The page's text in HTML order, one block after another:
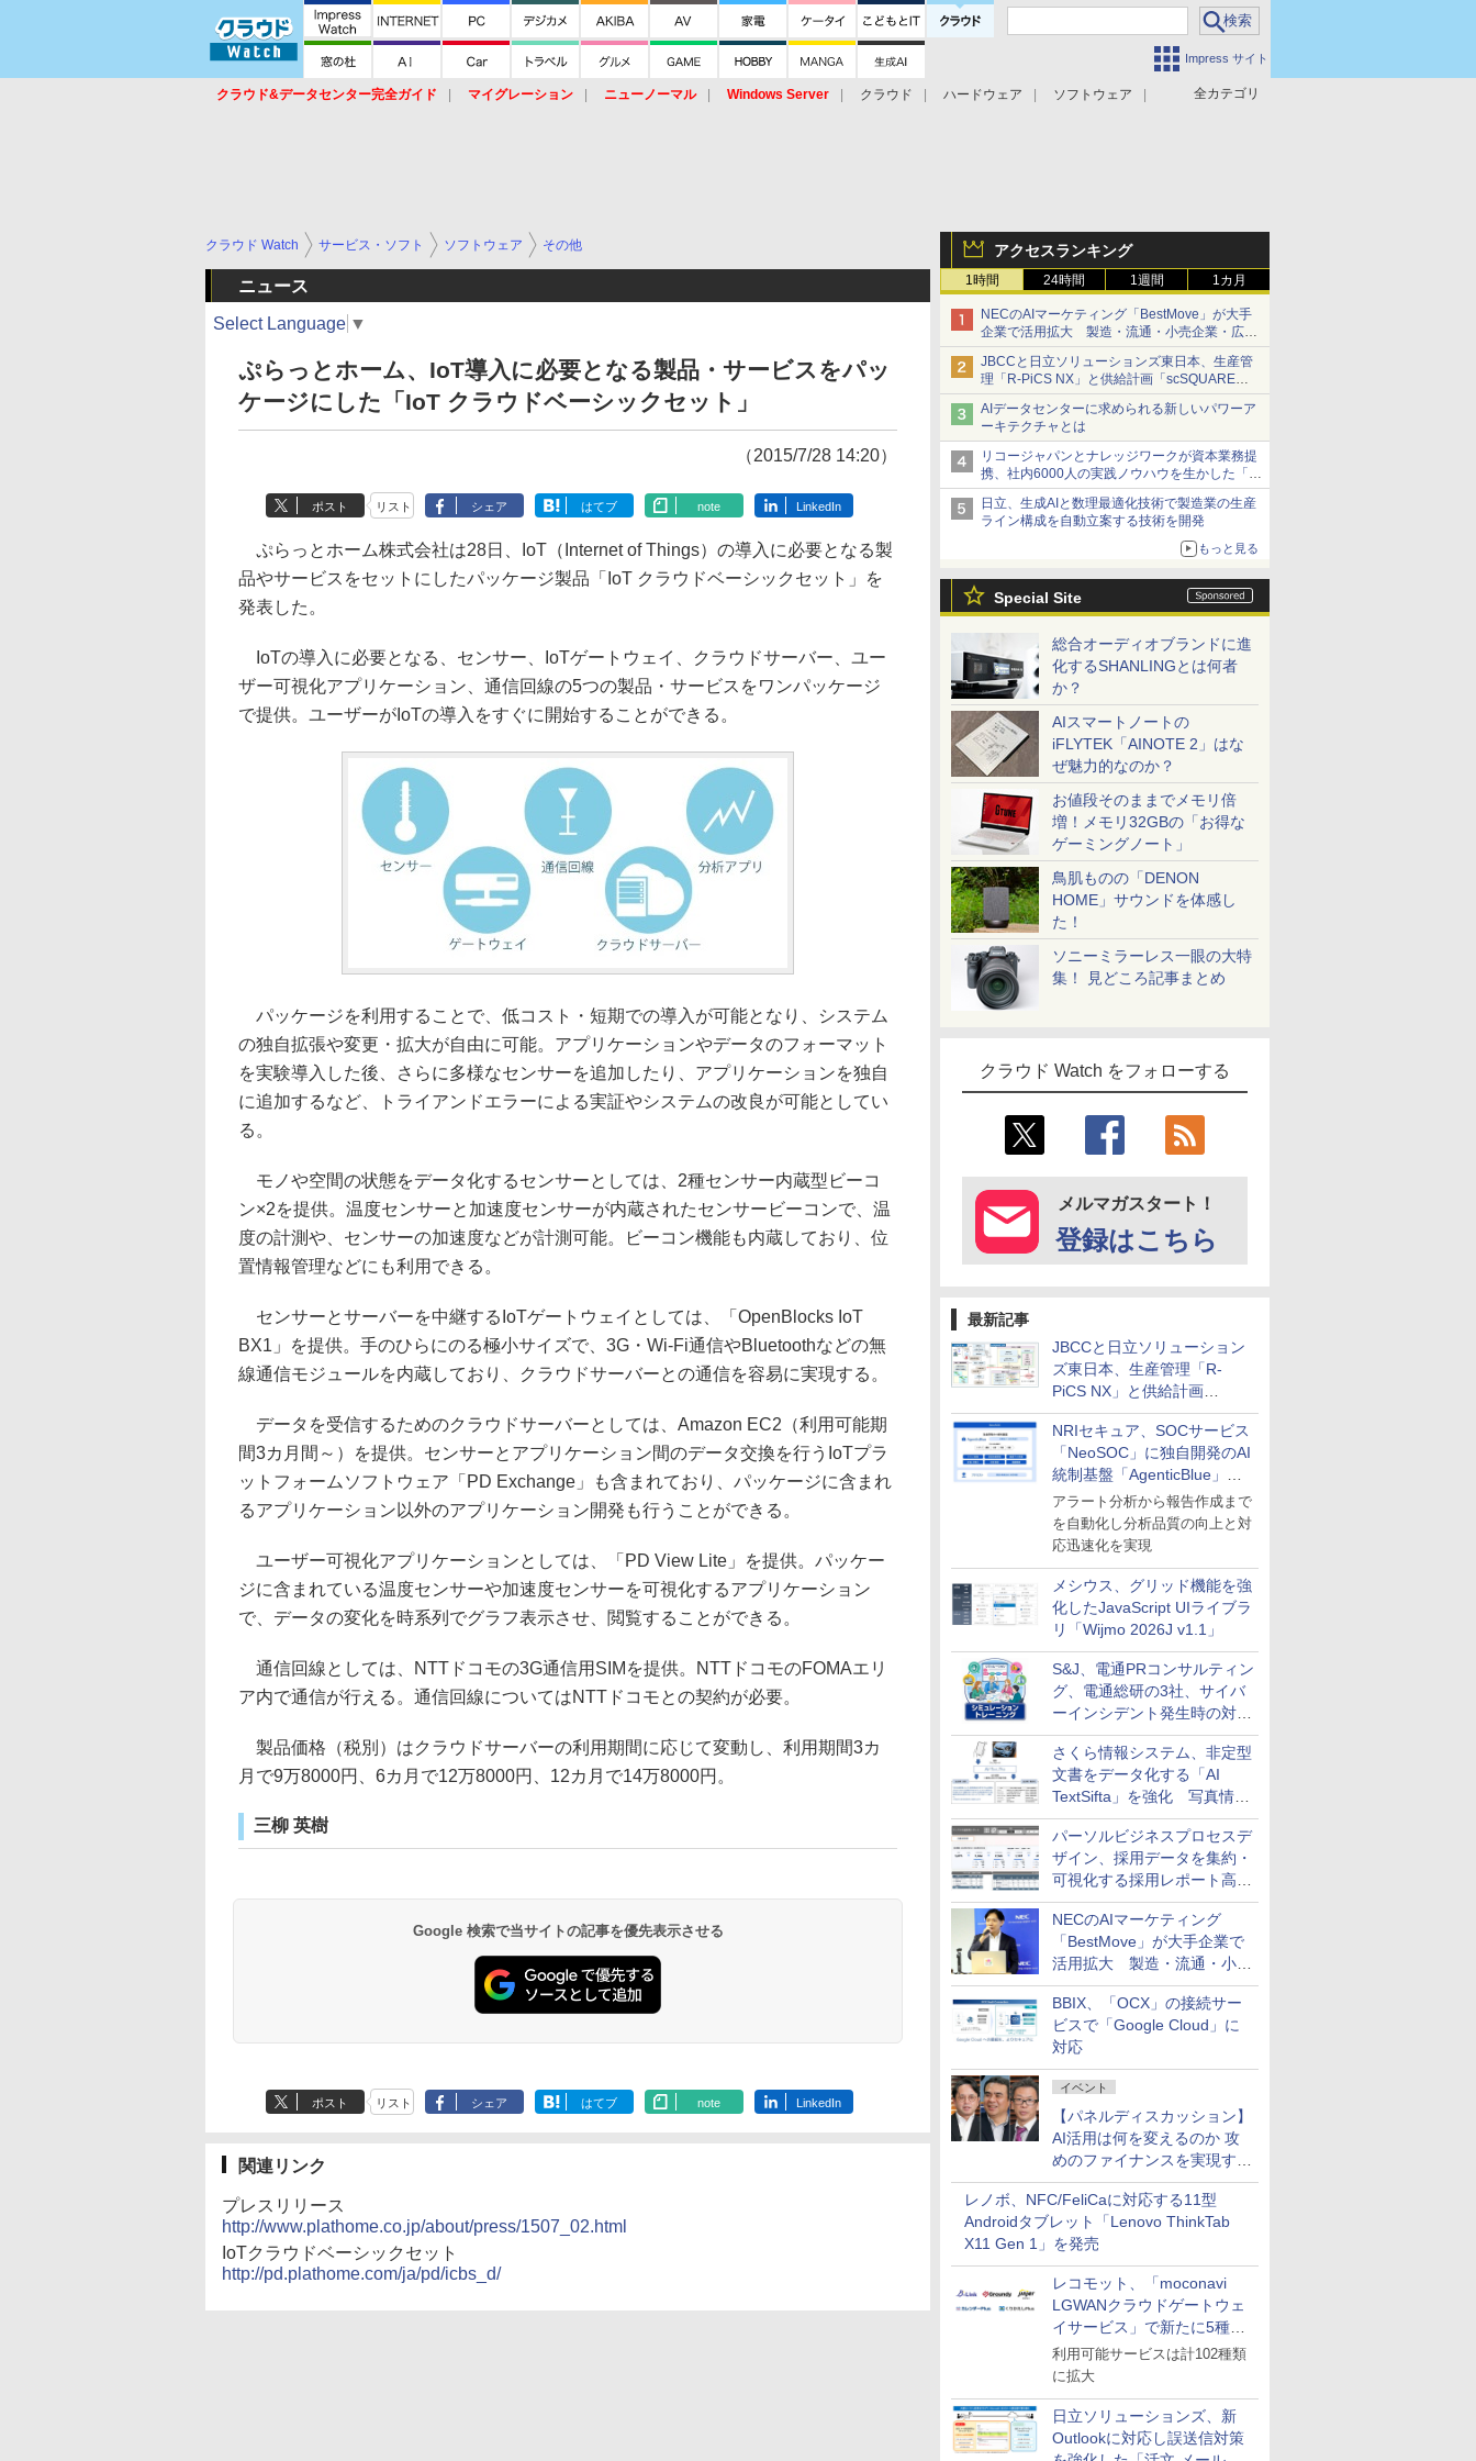
Impress サイト
全カテゴリ
クラウド&データセンター完全ガイド マイグレーション ニューノーマル Windows Server クラウド ハードウェア
ソフトウェア
アクセスランキング
1時間 24時間 1週間 1カ月
NECのAIマーケティング「BestMove」が大手
企業で活用拡大 製造・流通・小売企業・広告
代理店などが実装フェーズへ
JBCCと日立ソリューションズ東日本、生産管
理「R-PiCS NX」と供給計画「scSQUARE
ISP」の連携サービスを提供開始
AIデータセンターに求められる新しいパワーア
ーキテクチャとは
リコージャパンとナレッジワークが資本業務提
携、社内6000人の実践ノウハウを生かした「AI
商談記録 for RICOH」を展開へ
日立、生成AIと数理最適化技術で製造業の生産
ライン構成を自動立案する技術を開発
もっと見る
Special Site
総合オーディオブランドに進
化するSHANLINGとは何者
か？
AIスマートノートの
iFLYTEK「AINOTE 2」はな
ぜ魅力的なのか？
お値段そのままでメモリ倍
増！メモリ32GBの「お得な
ゲーミングノート」
鳥肌ものの「DENON
HOME」サウンドを体感し
た！
ソニーミラーレス一眼の大特
集！ 見どころ記事まとめ
クラウド Watch をフォローする
メルマガスタート！
登録はこちら
最新記事
JBCCと日立ソリューション
ズ東日本、生産管理「R-
PiCS NX」と供給計画
「scSQUARE ISP」の連携サ
ービスを提供開始
NRIセキュア、SOCサービス
「NeoSOC」に独自開発のAI
統制基盤「AgenticBlue」を
導入
アラート分析から報告作成まで
を自動化し分析品質の向上と対
応迅速化を実現
メシウス、グリッド機能を強
化したJavaScript UIライブラ
リ「Wijmo 2026J v1.1」
S&J、電通PRコンサルティン
グ、電通総研の3社、サイバ
ーインシデント発生時の対応
と危機管理広報を一体的に訓
練するプログラムを提供
さくら情報システム、非定型
文書をデータ化する「AI
TextSifta」を強化 写真情報
のデータ化などに対応
パーソルビジネスプロセスデ
ザイン、採用データを集約・
可視化する採用レポート高速
化サービスを提供
NECのAIマーケティング
「BestMove」が大手企業で
活用拡大 製造・流通・小売
企業・広告代理店などが実装
フェーズへ
BBIX、「OCX」の接続サー
ビスで「Google Cloud」に
対応
イベント
【パネルディスカッション】
AI活用は何を変えるのか 攻
めのファイナンスを実現する
業務設計とマインドセット変
革
レノボ、NFC/FeliCaに対応する11型
Androidタブレット「Lenovo ThinkTab
X11 Gen 1」を発売
レコモット、「moconavi
LGWANクラウドゲートウェ
イサービス」で新たに5種類
のサービスと連携開始
利用可能サービスは計102種類
に拡大
日立ソリューションズ、新
Outlookに対応し誤送信対策
クラウド Watch サービス・ソフト ソフトウェア その他
ニュース
Select Language ▼
ぷらっとホーム、IoT導入に必要となる製品・サービスをパッ
ケージにした「IoT クラウドベーシックセット」
（2015/7/28 14:20）
ポスト リスト シェア はてブ note LinkedIn
ぷらっとホーム株式会社は28日、IoT（Internet of Things）の導入に必要となる製
品やサービスをセットにしたパッケージ製品「IoT クラウドベーシックセット」を
発表した。
IoTの導入に必要となる、センサー、IoTゲートウェイ、クラウドサーバー、ユー
ザー可視化アプリケーション、通信回線の5つの製品・サービスをワンパッケージ
で提供。ユーザーがIoTの導入をすぐに開始することができる。
パッケージを利用することで、低コスト・短期での導入が可能となり、システム
の独自拡張や変更・拡大が自由に可能。アプリケーションやデータのフォーマット
を実験導入した後、さらに多様なセンサーを追加したり、アプリケーションを独自
に追加するなど、トライアンドエラーによる実証やシステムの改良が可能としてい
る。
モノや空間の状態をデータ化するセンサーとしては、2種センサー内蔵型ビーコ
ン×2を提供。温度センサーと加速度センサーが内蔵されたセンサービーコンで、温
度の計測や、センサーの加速度などが計測可能。ビーコン機能も内蔵しており、位
置情報管理などにも利用できる。
センサーとサーバーを中継するIoTゲートウェイとしては、「OpenBlocks IoT
BX1」を提供。手のひらにのる極小サイズで、3G・Wi-Fi通信やBluetoothなどの無
線通信モジュールを内蔵しており、クラウドサーバーとの通信を容易に実現する。
データを受信するためのクラウドサーバーとしては、Amazon EC2（利用可能期
間3カ月間～）を提供。センサーとアプリケーション間のデータ交換を行うIoTプラ
ットフォームソフトウェア「PD Exchange」も含まれており、パッケージに含まれ
るアプリケーション以外のアプリケーション開発も行うことができる。
ユーザー可視化アプリケーションとしては、「PD View Lite」を提供。パッケー
ジに含まれている温度センサーや加速度センサーを可視化するアプリケーション
で、データの変化を時系列でグラフ表示させ、閲覧することができる。
通信回線としては、NTTドコモの3G通信用SIMを提供。NTTドコモのFOMAエリ
ア内で通信が行える。通信回線についてはNTTドコモとの契約が必要。
製品価格（税別）はクラウドサーバーの利用期間に応じて変動し、利用期間3カ
月で9万8000円、6カ月で12万8000円、12カ月で14万8000円。
三柳 英樹
Google 検索で当サイトの記事を優先表示させる
ポスト リスト シェア はてブ note LinkedIn
関連リンク
プレスリリース
http://www.plathome.co.jp/about/press/1507_02.html
IoTクラウドベーシックセット
http://pd.plathome.com/ja/pd/icbs_d/